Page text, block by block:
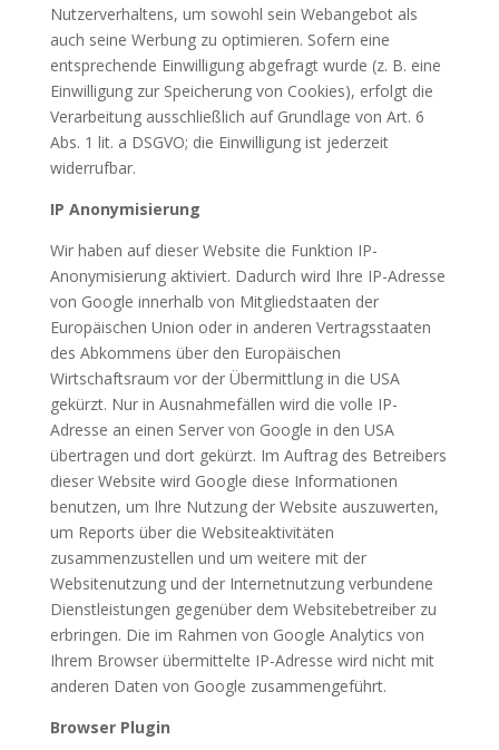
Nutzerverhaltens, um sowohl sein Webangebot als
auch seine Werbung zu optimieren. Sofern eine
entsprechende Einwilligung abgefragt wurde (z. B. eine
Einwilligung zur Speicherung von Cookies), erfolgt die
Verarbeitung ausschließlich auf Grundlage von Art. 6
Abs. 1 lit. a DSGVO; die Einwilligung ist jederzeit
widerrufbar.
IP Anonymisierung
Wir haben auf dieser Website die Funktion IP-
Anonymisierung aktiviert. Dadurch wird Ihre IP-Adresse
von Google innerhalb von Mitgliedstaaten der
Europäischen Union oder in anderen Vertragsstaaten
des Abkommens über den Europäischen
Wirtschaftsraum vor der Übermittlung in die USA
gekürzt. Nur in Ausnahmefällen wird die volle IP-
Adresse an einen Server von Google in den USA
übertragen und dort gekürzt. Im Auftrag des Betreibers
dieser Website wird Google diese Informationen
benutzen, um Ihre Nutzung der Website auszuwerten,
um Reports über die Websiteaktivitäten
zusammenzustellen und um weitere mit der
Websitenutzung und der Internetnutzung verbundene
Dienstleistungen gegenüber dem Websitebetreiber zu
erbringen. Die im Rahmen von Google Analytics von
Ihrem Browser übermittelte IP-Adresse wird nicht mit
anderen Daten von Google zusammengeführt.
Browser Plugin